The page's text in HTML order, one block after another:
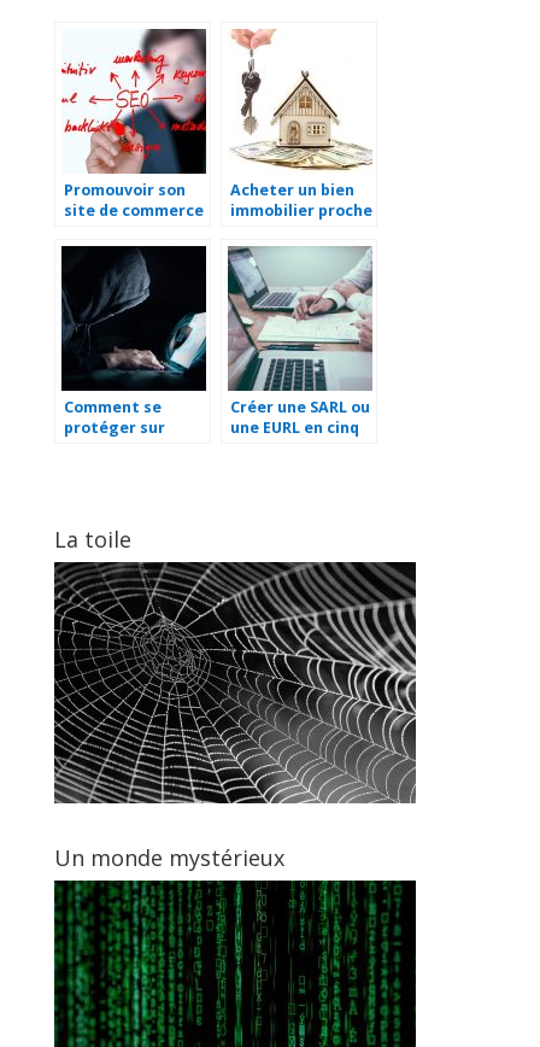
Promouvoir son
site de commerce
Acheter un bien
immobilier proche
Comment se
protéger sur
Créer une SARL ou
une EURL en cinq
La toile
Un monde mystérieux